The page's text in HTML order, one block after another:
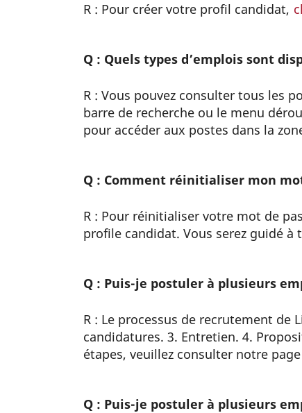
R : Pour créer votre profil candidat,
Q : Quels types d’emplois sont
R : Vous pouvez consulter tous les
barre de recherche ou le menu
pour accéder aux postes dans la
Q : Comment réinitialiser mon
R : Pour réinitialiser votre mot de
profile candidat. Vous serez guidé à
Q : Puis-je postuler à plusieurs
R : Le processus de recrutement de
candidatures. 3. Entretien. 4.
étapes, veuillez consulter notre page
Q : Puis-je postuler à plusieurs